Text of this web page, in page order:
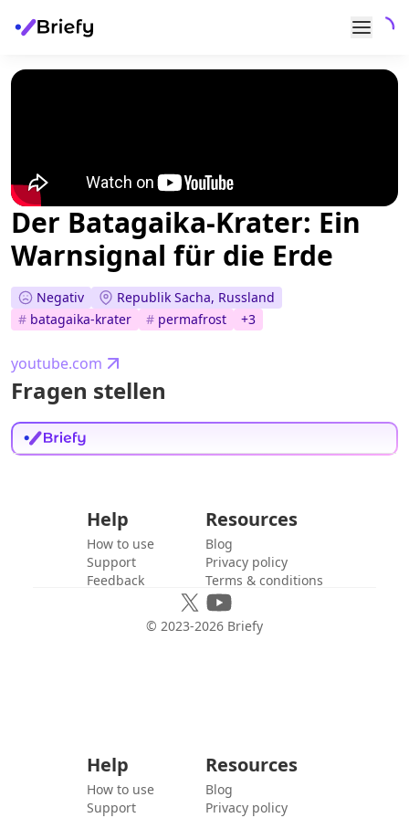
Der Batagaika-Krater: Ein
Warnsignal für die Erde
Negativ
Republik Sacha, Russland
# batagaika-krater # permafrost +3
youtube.com
Fragen stellen
Help
How to use
Support
Feedback
Resources
Blog
Privacy policy
Terms & conditions
© 2023-2026 Briefy
Help
How to use
Support
Resources
Blog
Privacy policy